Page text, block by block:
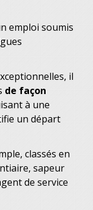
emploi soumis
il
de façon
à une
un départ
classés en
sapeur
de service